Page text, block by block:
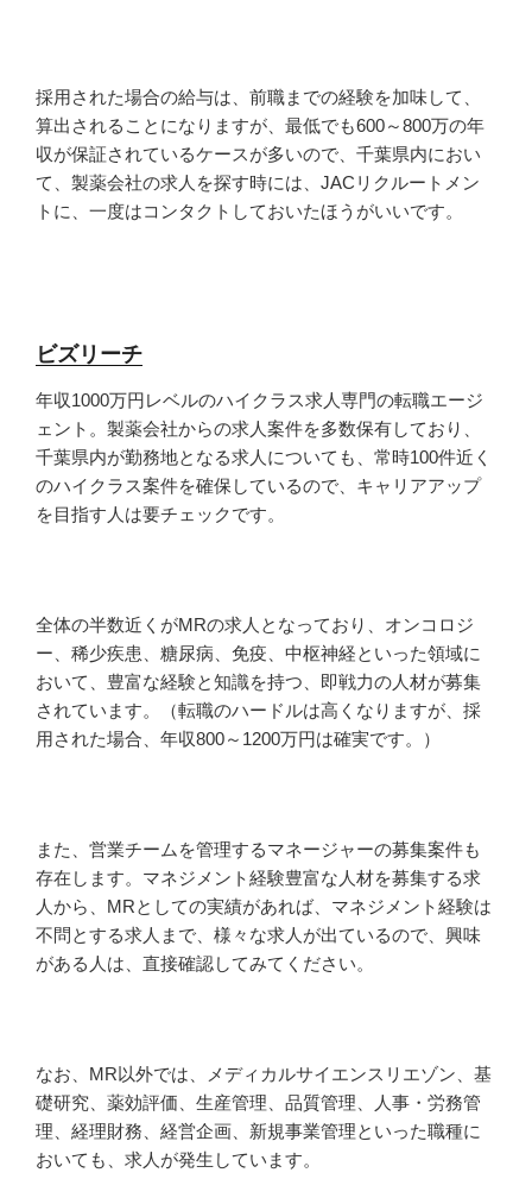
採用された場合の給与は、前職までの経験を加味して、
算出されることになりますが、最低でも600～800万の年
収が保証されているケースが多いので、千葉県内におい
て、製薬会社の求人を探す時には、JACリクルートメン
トに、一度はコンタクトしておいたほうがいいです。
ビズリーチ
年収1000万円レベルのハイクラス求人専門の転職エージ
ェント。製薬会社からの求人案件を多数保有しており、
千葉県内が勤務地となる求人についても、常時100件近く
のハイクラス案件を確保しているので、キャリアアップ
を目指す人は要チェックです。
全体の半数近くがMRの求人となっており、オンコロジ
ー、稀少疾患、糖尿病、免疫、中枢神経といった領域に
おいて、豊富な経験と知識を持つ、即戦力の人材が募集
されています。（転職のハードルは高くなりますが、採
用された場合、年収800～1200万円は確実です。）
また、営業チームを管理するマネージャーの募集案件も
存在します。マネジメント経験豊富な人材を募集する求
人から、MRとしての実績があれば、マネジメント経験は
不問とする求人まで、様々な求人が出ているので、興味
がある人は、直接確認してみてください。
なお、MR以外では、メディカルサイエンスリエゾン、基
礎研究、薬効評価、生産管理、品質管理、人事・労務管
理、経理財務、経営企画、新規事業管理といった職種に
おいても、求人が発生しています。